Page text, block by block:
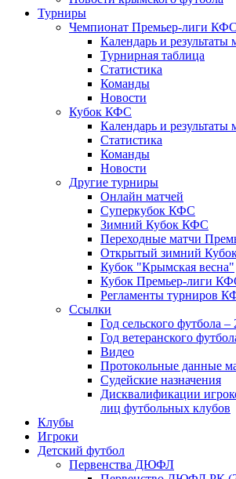
Турниры
Чемпионат Премьер-лиги КФС
Календарь и результаты
Турнирная таблица
Статистика
Команды
Новости
Кубок КФС
Календарь и результаты
Статистика
Команды
Новости
Другие турниры
Онлайн матчей
Суперкубок КФС
Зимний Кубок КФС
Переходные матчи
Открытый зимний
Кубок "Крымская весна"
Кубок Премьер-лиги
Регламенты турниров
Ссылки
Год сельского футбола –
Год ветеранского
Видео
Протокольные данные
Судейские назначения
Дисквалификации
лиц футбольных клубов
Клубы
Игроки
Детский футбол
Первенства ДЮФЛ